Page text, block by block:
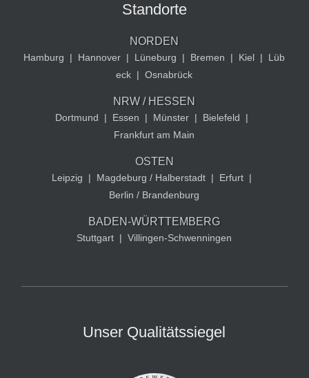
Standorte
NORDEN
Hamburg | Hannover | Lüneburg | Bremen | Kiel |
Lüb
eck | Osnabrück
NRW / HESSEN
Dortmund | Essen | Münster | Bielefeld
|
Frankfurt am Main
OSTEN
Leipzig | Magdeburg / Halberstadt | Erfurt |
Berlin / Brandenburg
BADEN-WÜRTTEMBERG
Stuttgart | Villingen-Schwenningen
Unser Qualitätssiegel